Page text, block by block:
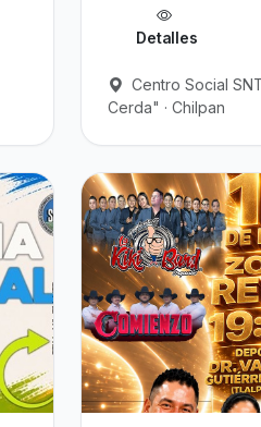
Detalles
Centro Social
Cerda" · Chilpan